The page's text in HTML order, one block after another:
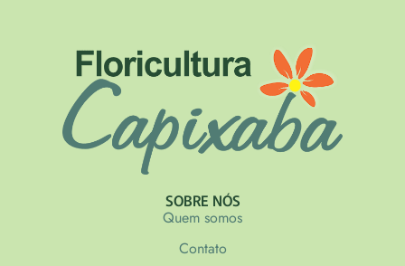
SOBRE NÓS
Quem somos
Contato